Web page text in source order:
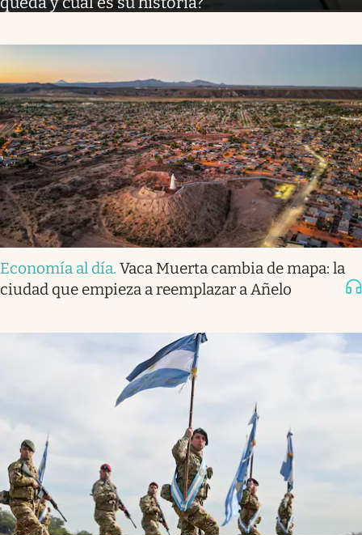
Economía al día. Vaca Muerta cambia de mapa: la
ciudad que empieza a reemplazar a Añelo